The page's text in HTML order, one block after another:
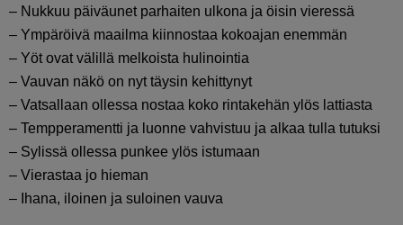
– Nukkuu päiväunet parhaiten ulkona ja öisin vieressä
– Ympäröivä maailma kiinnostaa kokoajan enemmän
– Yöt ovat välillä melkoista hulinointia
– Vauvan näkö on nyt täysin kehittynyt
– Vatsallaan ollessa nostaa koko rintakehän ylös lattiasta
– Tempperamentti ja luonne vahvistuu ja alkaa tulla tutuksi
– Sylissä ollessa punkee ylös istumaan
– Vierastaa jo hieman
– Ihana, iloinen ja suloinen vauva